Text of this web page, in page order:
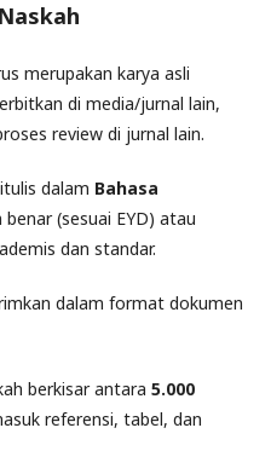
merupakan karya asli
di media/jurnal lain,
review di jurnal lain.
dalam Bahasa
benar (sesuai EYD) atau
dan standar.
dalam format dokumen
berkisar antara 5.000
referensi, tabel, dan